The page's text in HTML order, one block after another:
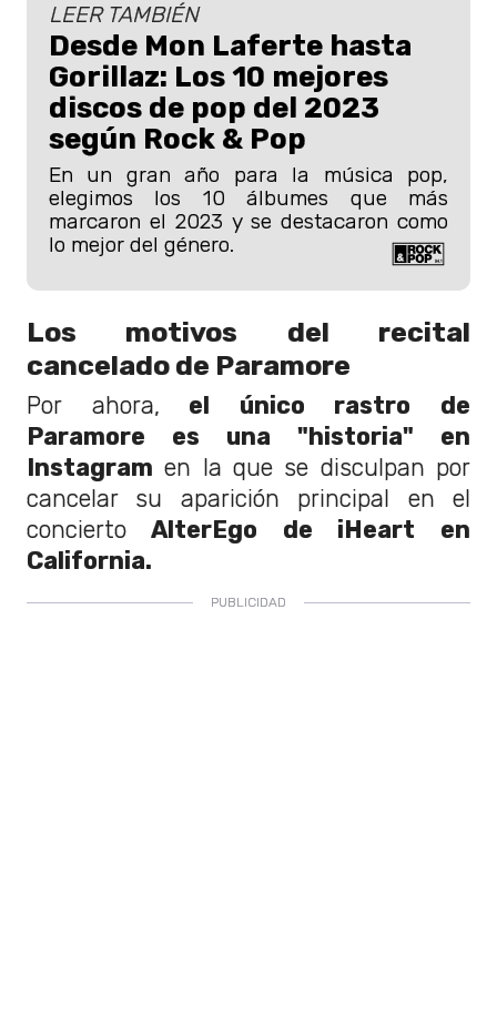
LEER TAMBIÉN
Desde Mon Laferte hasta
Gorillaz: Los 10 mejores
discos de pop del 2023
según Rock & Pop
En un gran año para la música pop,
elegimos los 10 álbumes que más
marcaron el 2023 y se destacaron como
lo mejor del género.
Los motivos del recital
cancelado de Paramore
Por ahora, el único rastro de
Paramore es una "historia" en
Instagram en la que se disculpan por
cancelar su aparición principal en el
concierto AlterEgo de iHeart en
California.